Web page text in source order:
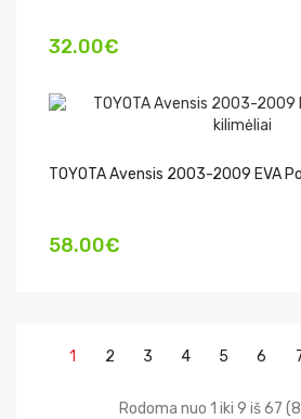
32.00€
TOYOTA Avensis 2003-2009 EVA
58.00€
1 2 3 4 5 6
Rodoma nuo 1 iki 9 iš 67